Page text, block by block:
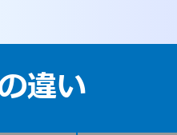
違い